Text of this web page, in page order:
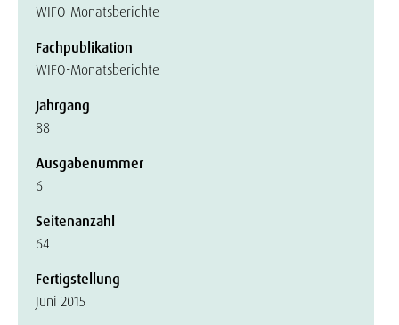
WIFO-Monatsberichte
Fachpublikation
WIFO-Monatsberichte
Jahrgang
88
Ausgabenummer
6
Seitenanzahl
64
Fertigstellung
Juni 2015